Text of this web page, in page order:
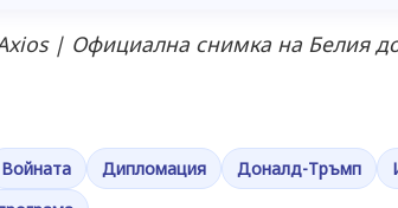
| Официална снимка на Белия
Войната Дипломация Доналд-Тръмп